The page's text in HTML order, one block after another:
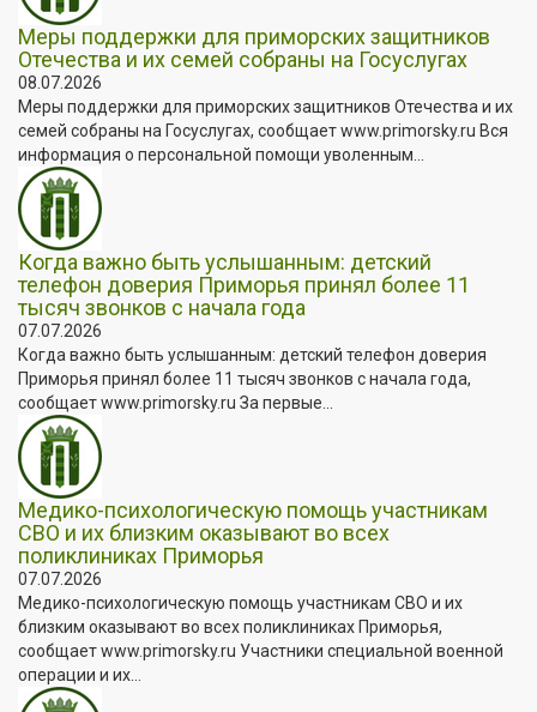
Меры поддержки для приморских защитников
Отечества и их семей собраны на Госуслугах
08.07.2026
Меры поддержки для приморских защитников Отечества и их
семей собраны на Госуслугах, сообщает www.primorsky.ru Вся
информация о персональной помощи уволенным...
Когда важно быть услышанным: детский
телефон доверия Приморья принял более 11
тысяч звонков с начала года
07.07.2026
Когда важно быть услышанным: детский телефон доверия
Приморья принял более 11 тысяч звонков с начала года,
сообщает www.primorsky.ru За первые...
Медико-психологическую помощь участникам
СВО и их близким оказывают во всех
поликлиниках Приморья
07.07.2026
Медико-психологическую помощь участникам СВО и их
близким оказывают во всех поликлиниках Приморья,
сообщает www.primorsky.ru Участники специальной военной
операции и их...